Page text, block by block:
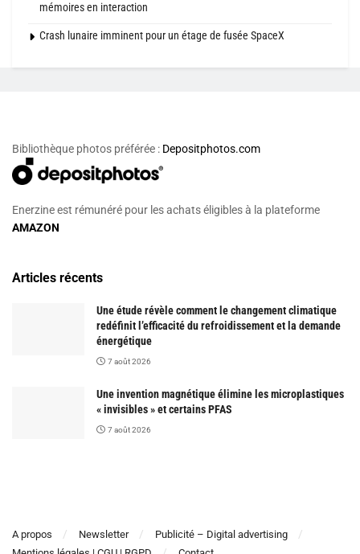
mémoires en interaction
Crash lunaire imminent pour un étage de fusée SpaceX
Bibliothèque photos préférée : Depositphotos.com
Enerzine est rémunéré pour les achats éligibles à la plateforme
AMAZON
Articles récents
Une étude révèle comment le changement climatique
redéfinit l’efficacité du refroidissement et la demande
énergétique
7 août 2026
Une invention magnétique élimine les microplastiques
« invisibles » et certains PFAS
7 août 2026
A propos Newsletter
Publicité – Digital advertising